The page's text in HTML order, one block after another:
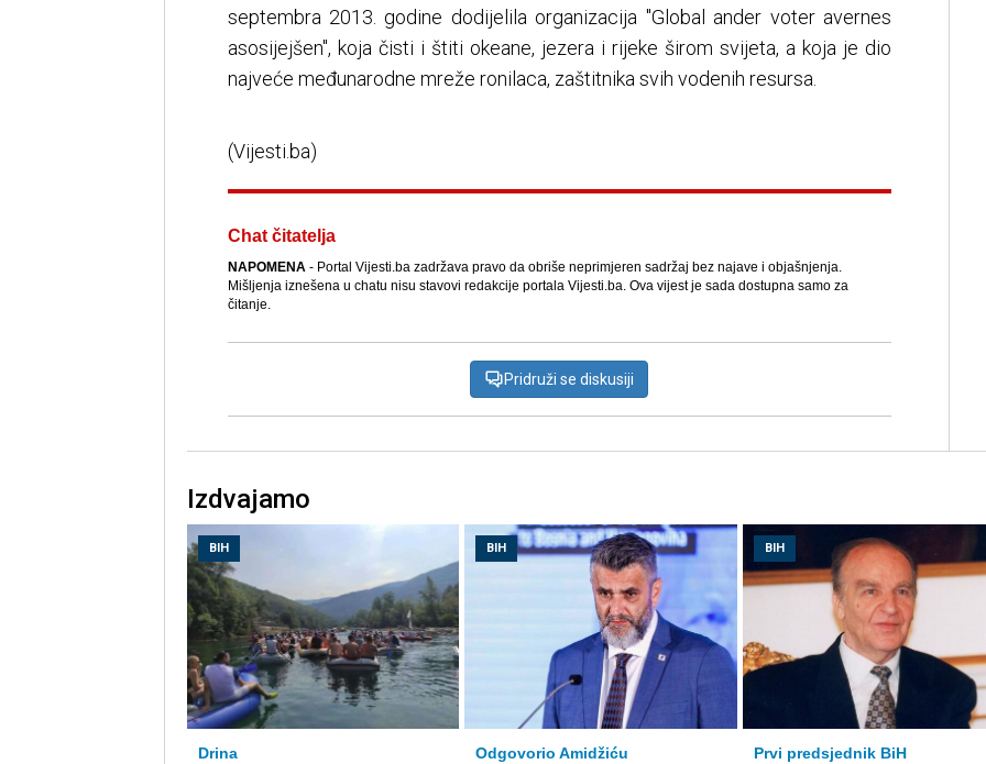
septembra 2013. godine dodijelila organizacija "Global ander voter avernes
asosijejšen", koja čisti i štiti okeane, jezera i rijeke širom svijeta, a koja je dio
najveće međunarodne mreže ronilaca, zaštitnika svih vodenih resursa.
(Vijesti.ba)
Chat čitatelja
NAPOMENA- Portal Vijesti.ba zadržava pravo da obriše neprimjeren sadržaj bez najave i objašnjenja.
Mišljenja iznešena u chatu nisu stavovi redakcije portala Vijesti.ba. Ova vijest je sada dostupna samo za
čitanje.
Pridruži se diskusiji
Izdvajamo
BIH
Drina
BIH
Odgovorio Amidžiću
BIH
Prvi predsjednik BiH